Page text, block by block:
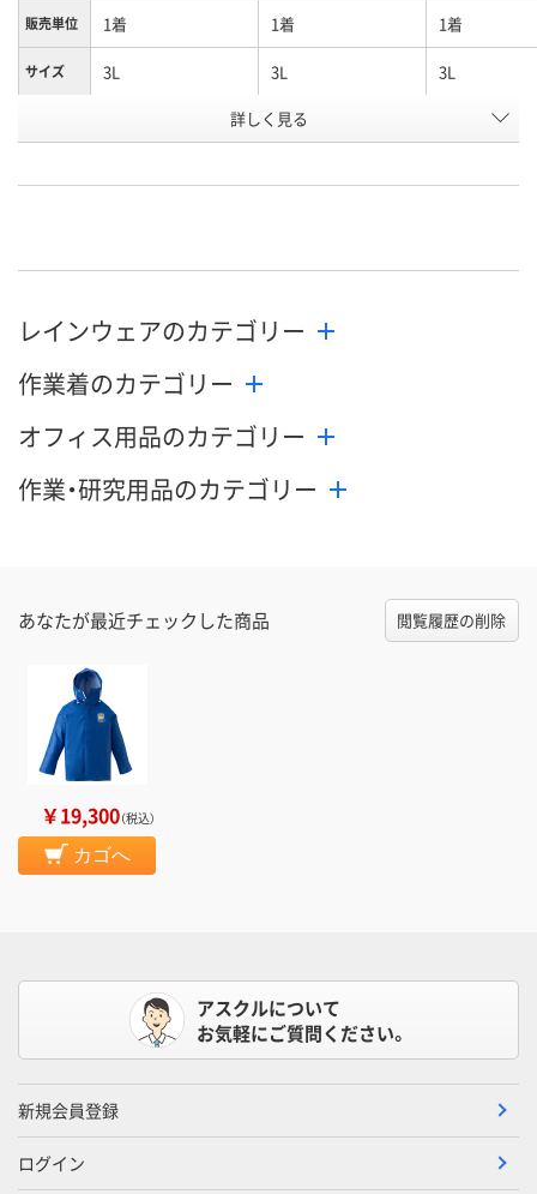
販売単位 1着 1着 1着
サイズ 3L 3L 3L
オレンジ グリーン
号
お届け日 8月27日（木）まで 8月27日（木）まで 8月27日（木）
数量
カゴへ
数量
詳しく見る
レインウェアのカテゴリー
作業着のカテゴリー
オフィス用品のカテゴリー
作業・研究用品のカテゴリー
あなたが最近チェックした商品 閲覧履歴の削除
￥19,300（税込）
カゴへ
アスクルについて
お気軽にご質問ください。
新規会員登録
ログイン